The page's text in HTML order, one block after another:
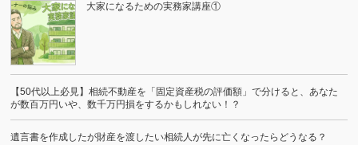
大家になるための実務家講座①
【50代以上必見】相続不動産を「固定資産税の評価額」で分けると、あなた
が数百万円いや、数千万円損をするかもしれない！？
遺言書を作成したが財産を渡したい相続人が先に亡くなったらどうなる？